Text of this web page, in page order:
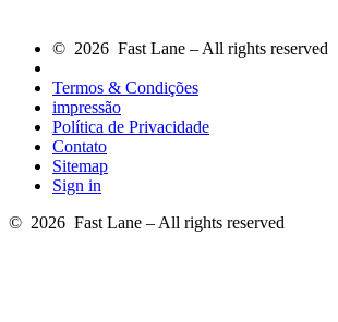
© 2026 Fast Lane – All rights reserved
Termos & Condições
impressão
Política de Privacidade
Contato
Sitemap
Sign in
© 2026 Fast Lane – All rights reserved